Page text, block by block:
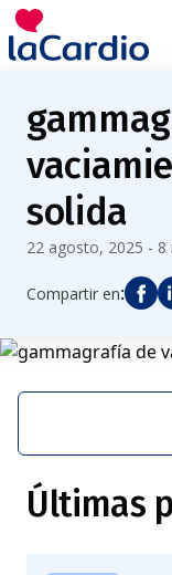
solida
22 agosto, 2025 - 8
Compartir en:
Últimas